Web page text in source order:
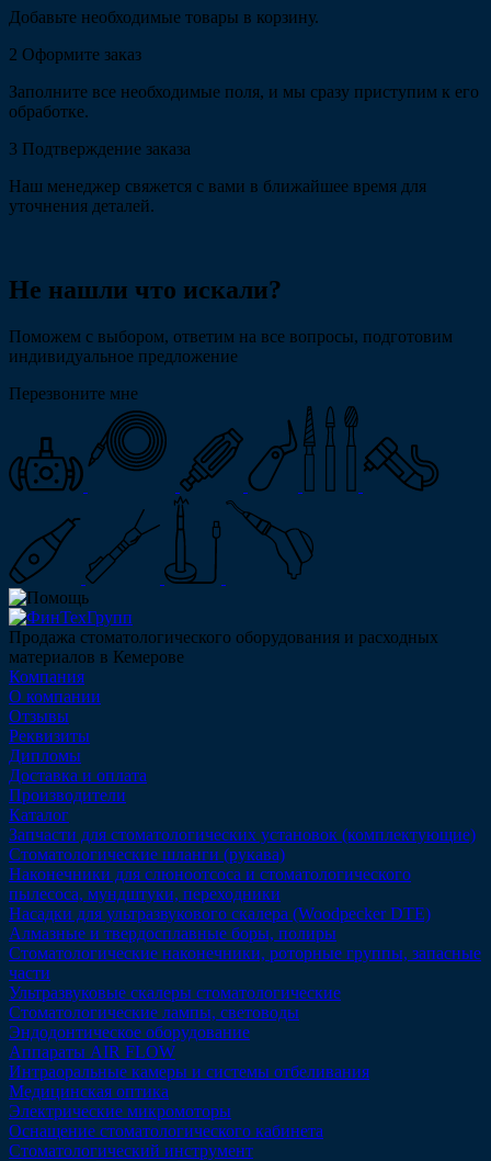
Добавьте необходимые товары в корзину.
2 Оформите заказ
Заполните все необходимые поля, и мы сразу приступим к его
обработке.
3 Подтверждение заказа
Наш менеджер свяжется с вами в ближайшее время для
уточнения деталей.
Не нашли что искали?
Поможем с выбором, ответим на все вопросы, подготовим
индивидуальное предложение
Перезвоните мне
Продажа стоматологического оборудования и расходных
материалов в Кемерове
Компания
О компании
Отзывы
Реквизиты
Дипломы
Доставка и оплата
Производители
Каталог
Запчасти для стоматологических установок (комплектующие)
Стоматологические шланги (рукава)
Наконечники для слюноотсоса и стоматологического
пылесоса, мундштуки, переходники
Насадки для ультразвукового скалера (Woodpecker DTE)
Алмазные и твердосплавные боры, полиры
Стоматологические наконечники, роторные группы, запасные
части
Ультразвуковые скалеры стоматологические
Стоматологические лампы, световоды
Эндодонтическое оборудование
Аппараты AIR FLOW
Интраоральные камеры и системы отбеливания
Медицинская оптика
Электрические микромоторы
Оснащение стоматологического кабинета
Стоматологический инструмент